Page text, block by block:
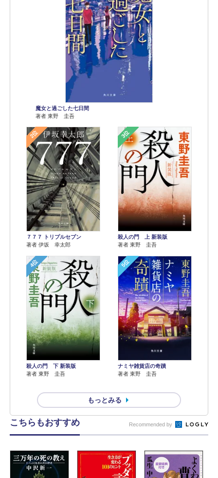
魔女と過ごした七日間
著者 東野 圭吾
2位
７７７ トリプルセブン
著者 伊坂 幸太郎
3位
殺人の門 上 新装版
著者 東野 圭吾
4位
殺人の門 下 新装版
著者 東野 圭吾
5位
ナミヤ雑貨店の奇蹟
著者 東野 圭吾
もっとみる
こちらもおすすめ Recommended by